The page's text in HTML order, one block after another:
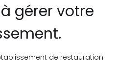
gérer votre
de restauration